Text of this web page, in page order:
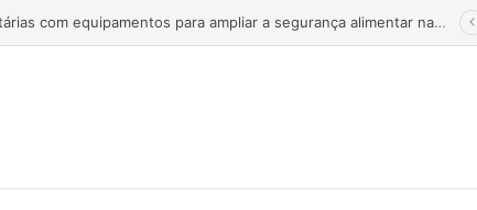
Estado fortalece creches comunitárias com equipamentos para ampliar a segurança alimentar na primeira infância